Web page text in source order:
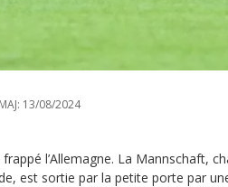
13/08/2024
l’Allemagne. La Mannschaft,
est sortie par la petite porte par